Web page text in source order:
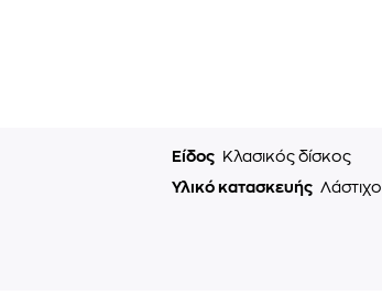
Είδος
Κλασικός δίσκος
Υλικό κατασκευής Λάστιχο